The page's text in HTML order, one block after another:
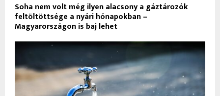
Soha nem volt még ilyen alacsony a gáztározók
feltöltöttsége a nyári hónapokban –
Magyarországon is baj lehet